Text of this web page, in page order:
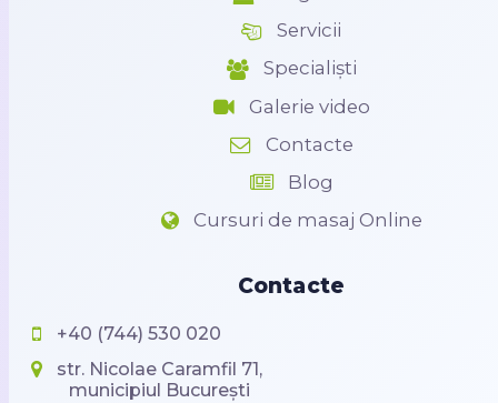
Servicii
Specialiști
Galerie video
Contacte
Blog
Cursuri de masaj Online
Contacte
+40 (744) 530 020
str. Nicolae Caramfil 71,
municipiul București